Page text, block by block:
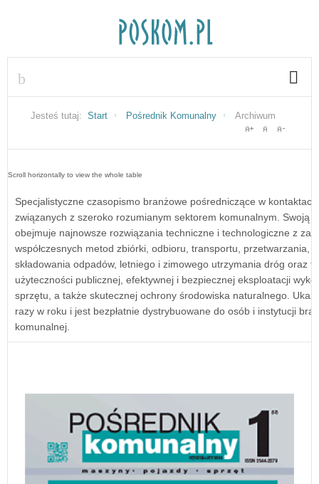
Jesteś tutaj: Start Pośrednik Komunalny Archiwum
Specjalistyczne czasopismo branżowe pośredniczące w
związanych z szeroko rozumianym sektorem komunalnym. Swoją
obejmuje najnowsze rozwiązania techniczne i technologiczne z
współczesnych metod zbiórki, odbioru, transportu, przetwarzania,
składowania odpadów, letniego i zimowego utrzymania dróg oraz
użyteczności publicznej, efektywnej i bezpiecznej eksploatacji
sprzętu, a także skutecznej ochrony środowiska naturalnego.
razy w roku i jest bezpłatnie dystrybuowane do osób i instytucji
komunalnej.